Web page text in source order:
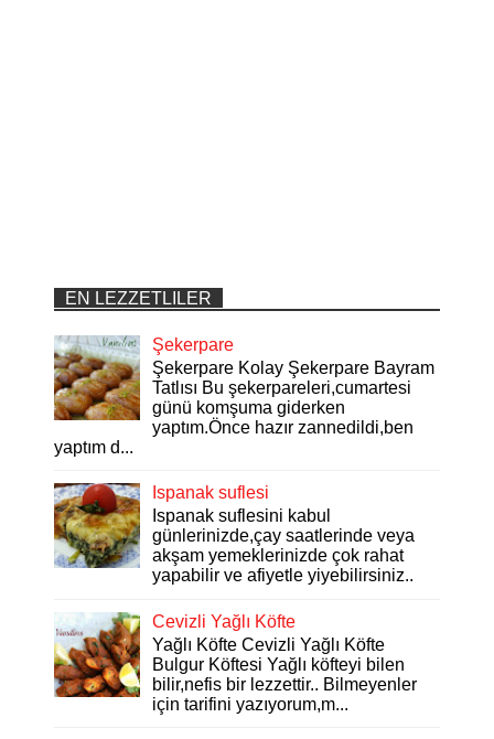
EN LEZZETLILER
Şekerpare
Şekerpare Kolay Şekerpare Bayram
Tatlısı Bu şekerpareleri,cumartesi
günü komşuma giderken
yaptım.Önce hazır zannedildi,ben
yaptım d...
Ispanak suflesi
Ispanak suflesini kabul
günlerinizde,çay saatlerinde veya
akşam yemeklerinizde çok rahat
yapabilir ve afiyetle yiyebilirsiniz..
Cevizli Yağlı Köfte
Yağlı Köfte Cevizli Yağlı Köfte
Bulgur Köftesi Yağlı köfteyi bilen
bilir,nefis bir lezzettir.. Bilmeyenler
için tarifini yazıyorum,m...